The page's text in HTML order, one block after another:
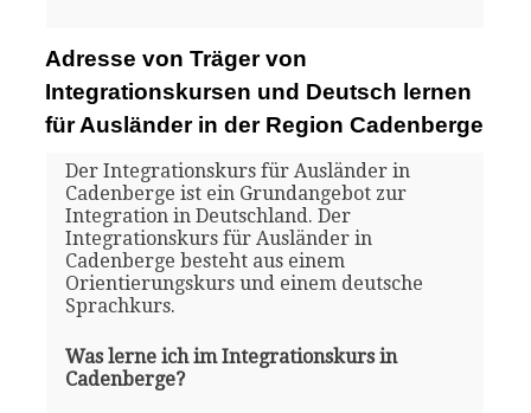
Adresse von Träger von
Integrationskursen und Deutsch lernen
für Ausländer in der Region Cadenberge
Der Integrationskurs für Ausländer in
Cadenberge ist ein Grundangebot zur
Integration in Deutschland. Der
Integrationskurs für Ausländer in
Cadenberge besteht aus einem
Orientierungskurs und einem deutsche
Sprachkurs.
Was lerne ich im Integrationskurs in
Cadenberge?